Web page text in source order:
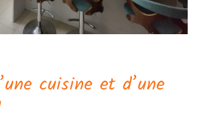
cuisine et d’une